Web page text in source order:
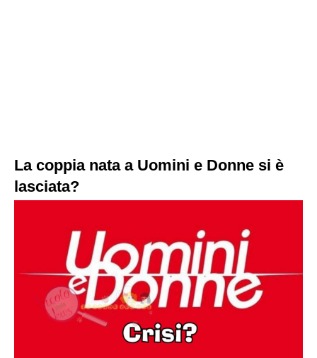
La coppia nata a Uomini e Donne si è
lasciata?